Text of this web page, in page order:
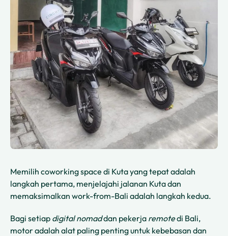
Memilih coworking space di Kuta yang tepat adalah
langkah pertama, menjelajahi jalanan Kuta dan
memaksimalkan work-from-Bali adalah langkah kedua.
Bagi setiap digital nomaddan pekerja remotedi Bali,
motor adalah alat paling penting untuk kebebasan dan